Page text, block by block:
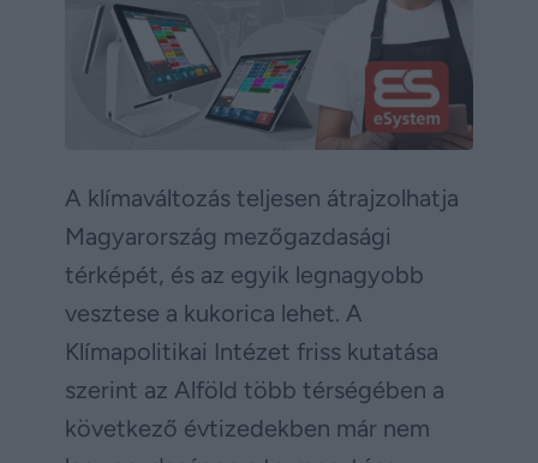
A klímaváltozás teljesen átrajzolhatja
Magyarország mezőgazdasági
térképét, és az egyik legnagyobb
vesztese a kukorica lehet. A
Klímapolitikai Intézet friss kutatása
szerint az Alföld több térségében a
következő évtizedekben már nem